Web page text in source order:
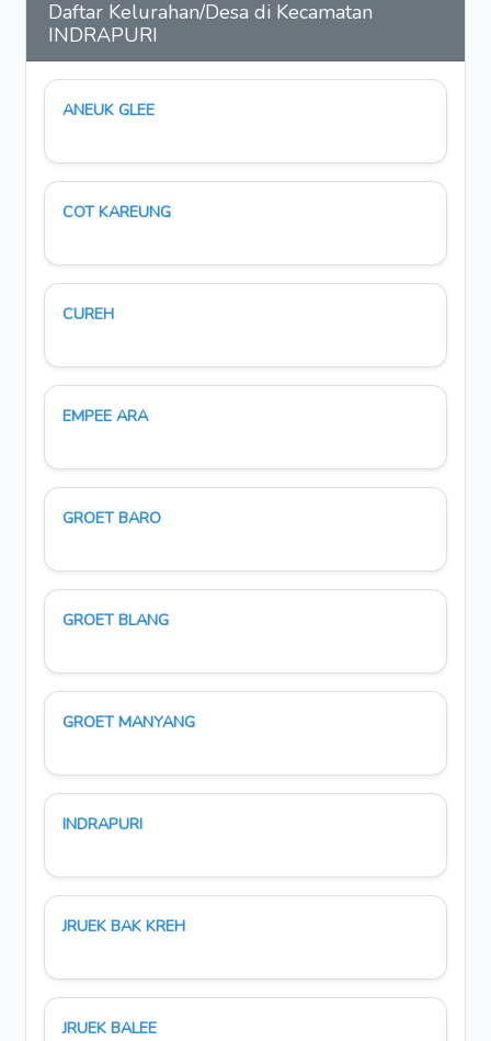
Daftar Kelurahan/Desa di Kecamatan
INDRAPURI
ANEUK GLEE
COT KAREUNG
CUREH
EMPEE ARA
GROET BARO
GROET BLANG
GROET MANYANG
INDRAPURI
JRUEK BAK KREH
JRUEK BALEE